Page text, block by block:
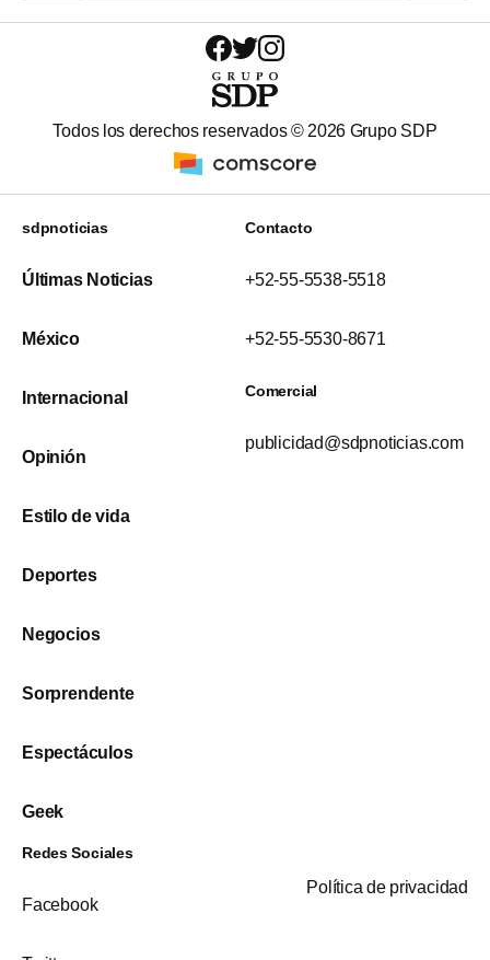
Todos los derechos reservados © 2026 Grupo SDP
sdpnoticias
Últimas Noticias
México
Internacional
Opinión
Estilo de vida
Deportes
Negocios
Sorprendente
Espectáculos
Geek
Contacto
+52-55-5538-5518
+52-55-5530-8671
Comercial
publicidad@sdpnoticias.com
Redes Sociales
Facebook
Política de privacidad